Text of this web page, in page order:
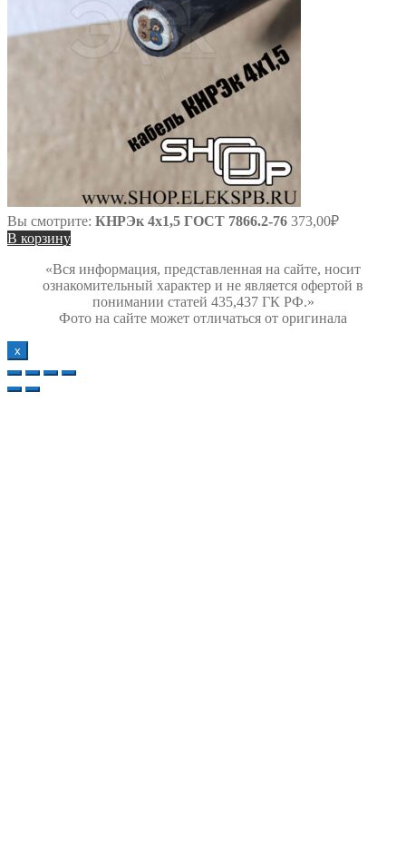
Вы смотрите: КНРЭк 4х1,5 ГОСТ 7866.2-76 373,00₽
В корзину
«Вся информация, представленная на сайте, носит
ознакомительный характер и не является офертой в
понимании статей 435,437 ГК РФ.»
Фото на сайте может отличаться от оригинала
х